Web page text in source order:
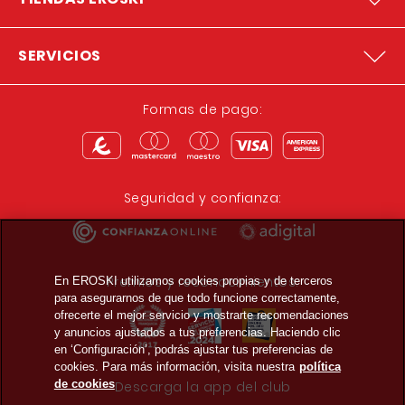
SERVICIOS
Formas de pago:
Seguridad y confianza:
Premios y reconocimientos:
Descarga la app del club
En EROSKI utilizamos cookies propias y de terceros
para asegurarnos de que todo funcione correctamente,
ofrecerte el mejor servicio y mostrarte recomendaciones
y anuncios ajustados a tus preferencias. Haciendo clic
en ‘Configuración’, podrás ajustar tus preferencias de
cookies. Para más información, visita nuestra política
de cookies